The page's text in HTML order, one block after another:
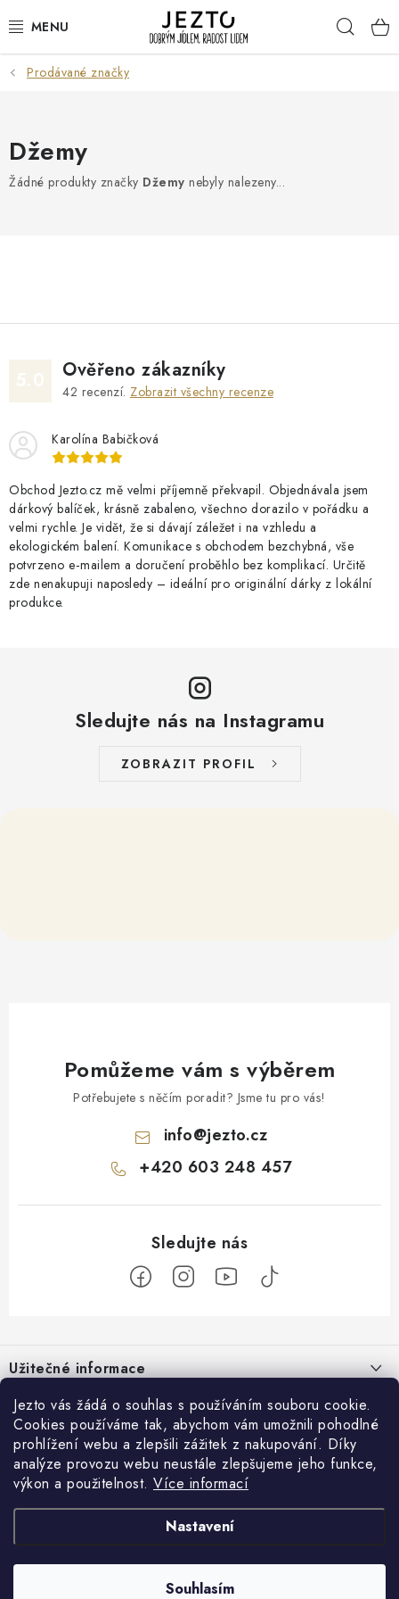
Jezto vás žádá o souhlas s používáním souboru cookie.
Cookies používáme tak, abychom vám umožnili pohodlné
prohlížení webu a zlepšili zážitek z nakupování. Díky
analýze provozu webu neustále zlepšujeme jeho funkce,
výkon a použitelnost. Více informací
Nastavení
Souhlasím
na
DÁRKOVÉ SADY
DROGERIE A KOSMETIKA
DOPRAVA A PLATBA
Prodávané značky
Džemy
Žádné produkty značky Džemy nebyly nalezeny...
Ověřeno zákazníky
42 recenzí. Zobrazit všechny recenze
Karolína Babičková
Obchod Jezto.cz mě velmi příjemně překvapil. Objednávala jsem
dárkový balíček, krásně zabaleno, všechno dorazilo v pořádku a
velmi rychle. Je vidět, že si dávají záležet i na vzhledu a
ekologickém balení. Komunikace s obchodem bezchybná, vše
potvrzeno e‑mailem a doručení proběhlo bez komplikací. Určitě
zde nenakupuji naposledy – ideální pro originální dárky z lokální
produkce.
Sledujte nás na Instagramu
ZOBRAZIT PROFIL
Pomůžeme vám s výběrem
Potřebujete s něčím poradit? Jsme tu pro vás!
info@jezto.cz
+420 603 248 457
pUžitečné informace
O nás
Náš příběh
Firemní dárky
Kariéra
Catering
Blog
Zákaznický servis
Obchodní podmínky
Ochrana osobních údajů
Doprava & platba
Hodnocení obchodu
Přijímáme online platby
Facebook
. Všechna práva vyhrazena.